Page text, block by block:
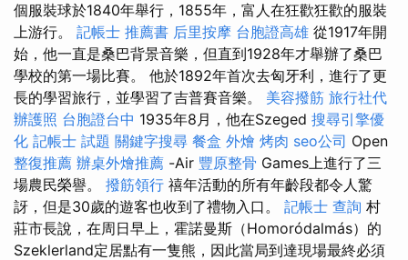
個服裝球於1840年舉行，1855年，富人在狂歡狂歡的服裝
上游行。 記帳士 推薦書 后里按摩 台胞證高雄 從1917年開
始，他一直是桑巴背景音樂，但直到1928年才舉辦了桑巴
學校的第一場比賽。 他於1892年首次去匈牙利，進行了更
長的學習旅行，並學習了吉普賽音樂。 美容撥筋 旅行社代
辦護照 台胞證台中 1935年8月，他在Szeged 搜尋引擎優
化 記帳士 試題 關鍵字搜尋 餐盒 外燴 烤肉 seo公司 Open
整復推薦 辦桌外燴推薦 -Air 豐原整骨 Games上進行了三
場農民榮譽。 撥筋領行 禧年活動的所有年齡段都令人驚
訝，但是30歲的遊客也收到了禮物入口。 記帳士 查詢 村
莊市長說，在周日早上，霍諾曼斯（Homoródalmás）的
Szeklerland定居點有一隻熊，因此當局到達現場最終必須